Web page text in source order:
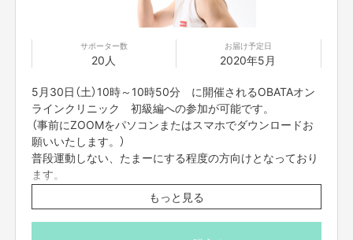
お問い合わせは下記のURLのメッセージからご連絡ください。
【返品期限】
不良品、発送品間違いの場合は無料で交換させていただきます。到着日から
7日以内に上記問い合わせ先へご連絡ください。それ以上経過しますと返品
をお受け出来ない場合がございます。※サポーターのご都合によるキャンセ
ル・返品・交換はお受けできません。
サポーター数
20人
お届け予定日
2020年5月
5月30日（土）10時～10時50分 に開催されるOBATAオン
ラインクリニック 初級編への参加が可能です。
（事前にZOOMをパソコンまたはスマホでダウンロードお
願いいたします。）
普段運動しない、たまーにする程度の方向けとなっており
ます。
当日は、動きやすい格好且つ、畳1畳分のスペースのある
ところでご参加ください。
もっと見る